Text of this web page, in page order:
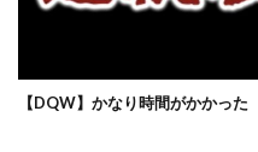
【DQW】かなり時間がかかっ